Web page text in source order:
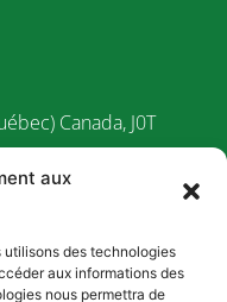
aux
utilisons des technologies
aux informations des
nous permettra de
Canada, J0T